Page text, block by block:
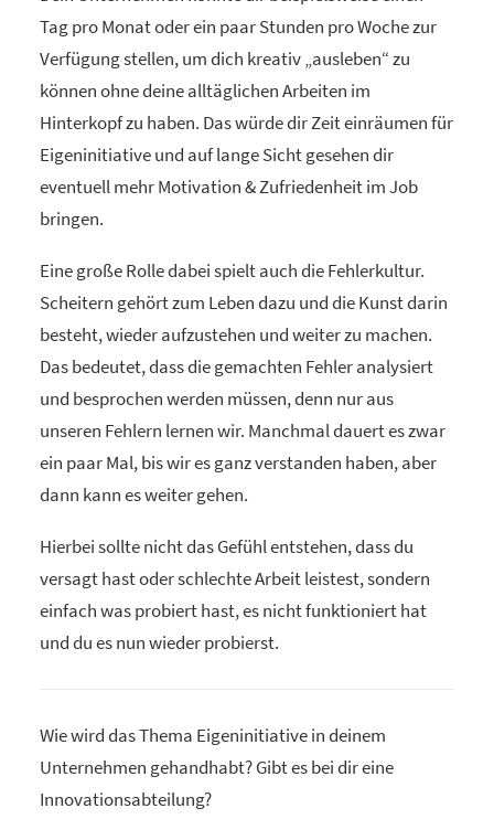
Tag pro Monat oder ein paar Stunden pro Woche zur
Verfügung stellen, um dich kreativ „ausleben“ zu
können ohne deine alltäglichen Arbeiten im
Hinterkopf zu haben. Das würde dir Zeit einräumen für
Eigeninitiative und auf lange Sicht gesehen dir
eventuell mehr Motivation & Zufriedenheit im Job
bringen.
Eine große Rolle dabei spielt auch die Fehlerkultur.
Scheitern gehört zum Leben dazu und die Kunst darin
besteht, wieder aufzustehen und weiter zu machen.
Das bedeutet, dass die gemachten Fehler analysiert
und besprochen werden müssen, denn nur aus
unseren Fehlern lernen wir. Manchmal dauert es zwar
ein paar Mal, bis wir es ganz verstanden haben, aber
dann kann es weiter gehen.
Hierbei sollte nicht das Gefühl entstehen, dass du
versagt hast oder schlechte Arbeit leistest, sondern
einfach was probiert hast, es nicht funktioniert hat
und du es nun wieder probierst.
Wie wird das Thema Eigeninitiative in deinem
Unternehmen gehandhabt? Gibt es bei dir eine
Innovationsabteilung?